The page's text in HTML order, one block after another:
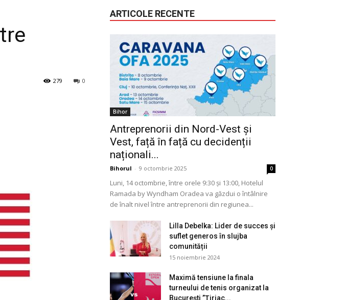
0
279
ARTICOLE RECENTE
Bihor
Antreprenorii din Nord-Vest și
Vest, față în față cu decidenții
naționali...
Bihorul - 9 octombrie 2025 0
Luni, 14 octombrie, între orele 9:30 și 13:00, Hotelul
Ramada by Wyndham Oradea va găzdui o întâlnire
de înalt nivel între antreprenorii din regiunea...
Lilla Debelka: Lider de succes și
suflet generos în slujba
comunității
15 noiembrie 2024
Maximă tensiune la finala
turneului de tenis organizat la
București ”Țiriac...